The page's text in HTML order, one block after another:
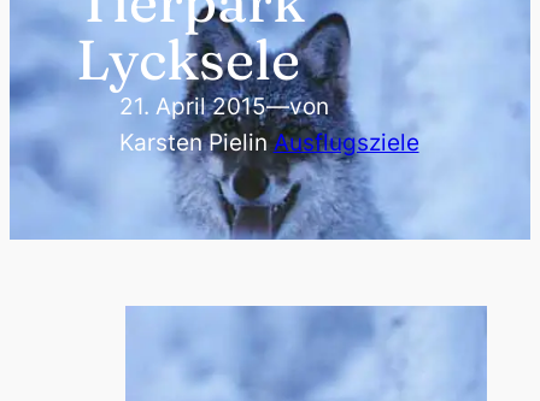
Lycksele
21. April 2015—von
Karsten PielinAusflugsziele